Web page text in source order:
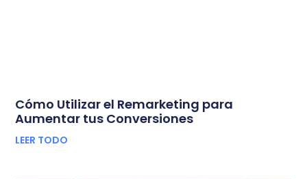
Cómo Utilizar el Remarketing para
Aumentar tus Conversiones
LEER TODO